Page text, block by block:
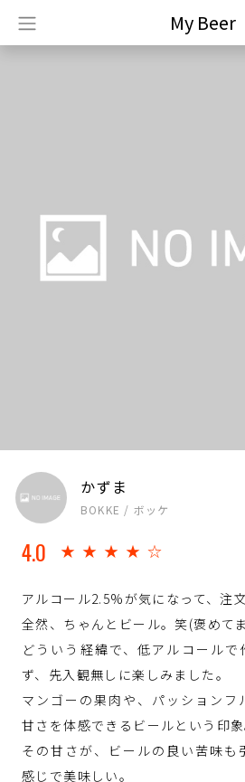
My Beer
かずま
BOKKE / ボッケ
4.0 ★★★★☆
アルコール2.5%が気になって、注文
全然、ちゃんとビール。笑(褒めて
どういう経緯で、低アルコールで
ず、先入観無しに楽しみました。
マンゴーの果肉や、パッションフ
甘さを体感できるビールという印象
その甘さが、ビールの良い苦味も
感じで美味しい。